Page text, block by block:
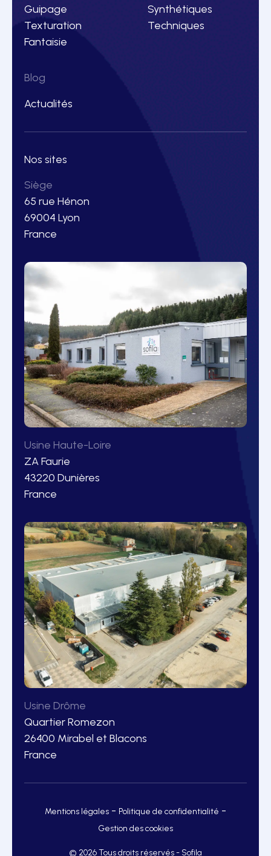
Guipage
Texturation
Fantaisie
Synthétiques
Techniques
Blog
Actualités
Nos sites
Siège
65 rue Hénon
69004 Lyon
France
Usine Haute-Loire
ZA Faurie
43220 Dunières
France
Usine Drôme
Quartier Romezon
26400 Mirabel et Blacons
France
© 2026 Tous droits réservés - Sofila
Mentions légales - Politique de confidentialité -
Gestion des cookies